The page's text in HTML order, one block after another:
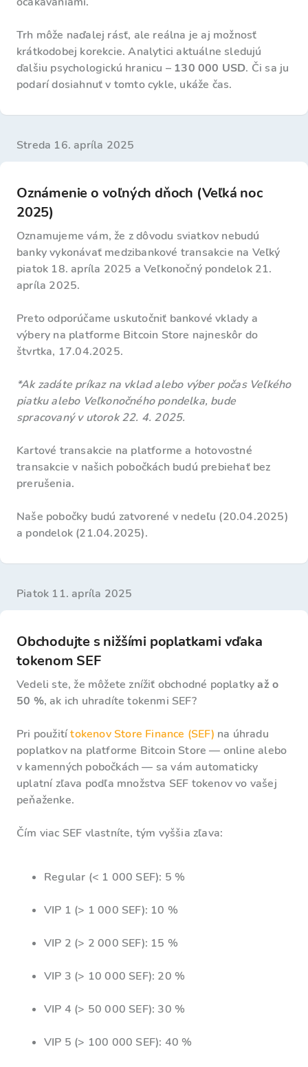
Trh môže naďalej rásť, ale reálna je aj možnosť
krátkodobej korekcie. Analytici aktuálne sledujú
ďalšiu psychologickú hranicu – 130 000 USD. Či sa ju
podarí dosiahnuť v tomto cykle, ukáže čas.
streda 16. apríla 2025
Oznámenie o voľných dňoch (Veľká noc
2025)
Oznamujeme vám, že z dôvodu sviatkov nebudú
banky vykonávať medzibankové transakcie na Veľký
piatok 18. apríla 2025 a Veľkonočný pondelok 21.
apríla 2025.
Preto odporúčame uskutočniť bankové vklady a
výbery na platforme Bitcoin Store najneskôr do
štvrtka, 17.04.2025.
*Ak zadáte príkaz na vklad alebo výber počas Veľkého
piatku alebo Veľkonočného pondelka, bude
spracovaný v utorok 22. 4. 2025.
Kartové transakcie na platforme a hotovostné
transakcie v našich pobočkách budú prebiehať bez
prerušenia.
Naše pobočky budú zatvorené v nedeľu (20.04.2025)
a pondelok (21.04.2025).
piatok 11. apríla 2025
Obchodujte s nižšími poplatkami vďaka
tokenom SEF
Vedeli ste, že môžete znížiť obchodné poplatkyaž o
50 %, ak ich uhradíte tokenmi SEF?
Pri použitítokenov Store Finance (SEF) na úhradu
poplatkov na platforme Bitcoin Store — online alebo
v kamenných pobočkách — sa vám automaticky
uplatní zľava podľa množstva SEF tokenov vo vašej
peňaženke.
Čím viac SEF vlastníte, tým vyššia zľava:
Regular (< 1 000 SEF): 5 %
VIP 1 (> 1 000 SEF): 10 %
VIP 2 (> 2 000 SEF): 15 %
VIP 3 (> 10 000 SEF): 20 %
VIP 4 (> 50 000 SEF): 30 %
VIP 5 (> 100 000 SEF): 40 %